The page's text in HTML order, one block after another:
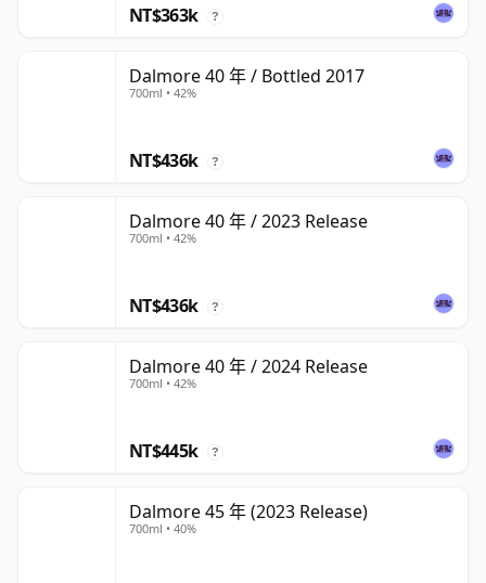
NT$363k ?
Dalmore 40 年 / Bottled 2017
700ml • 42%
NT$436k ?
Dalmore 40 年 / 2023 Release
700ml • 42%
NT$436k ?
Dalmore 40 年 / 2024 Release
700ml • 42%
NT$445k ?
Dalmore 45 年 (2023 Release)
700ml • 40%